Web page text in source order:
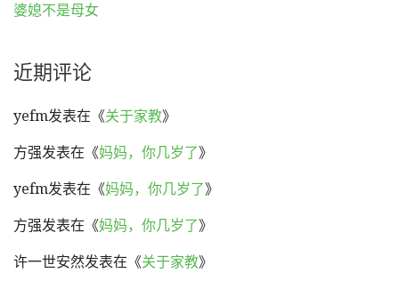
婆媳不是母女
近期评论
yefm发表在《关于家教》
方强发表在《妈妈，你几岁了》
yefm发表在《妈妈，你几岁了》
方强发表在《妈妈，你几岁了》
许一世安然发表在《关于家教》